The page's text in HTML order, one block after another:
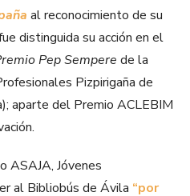
al reconocimiento de su
distinguida su acción en el
Pep Sempere de la
Pizpirigaña de
aparte del Premio ACLEBIM
ASAJA, Jóvenes
al Bibliobús de Ávila “por